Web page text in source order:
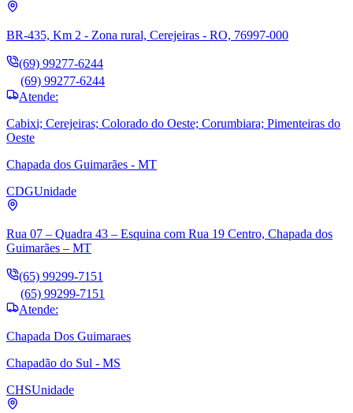
BR-435, Km 2 - Zona rural, Cerejeiras - RO, 76997-000
(69) 99277-6244
(69) 99277-6244
Atende:
Cabixi; Cerejeiras; Colorado do Oeste; Corumbiara; Pimenteiras do
Oeste
Chapada dos Guimarães - MT
CDGUnidade
Rua 07 – Quadra 43 – Esquina com Rua 19 Centro, Chapada dos
Guimarães – MT
(65) 99299-7151
(65) 99299-7151
Atende:
Chapada Dos Guimaraes
Chapadão do Sul - MS
CHSUnidade